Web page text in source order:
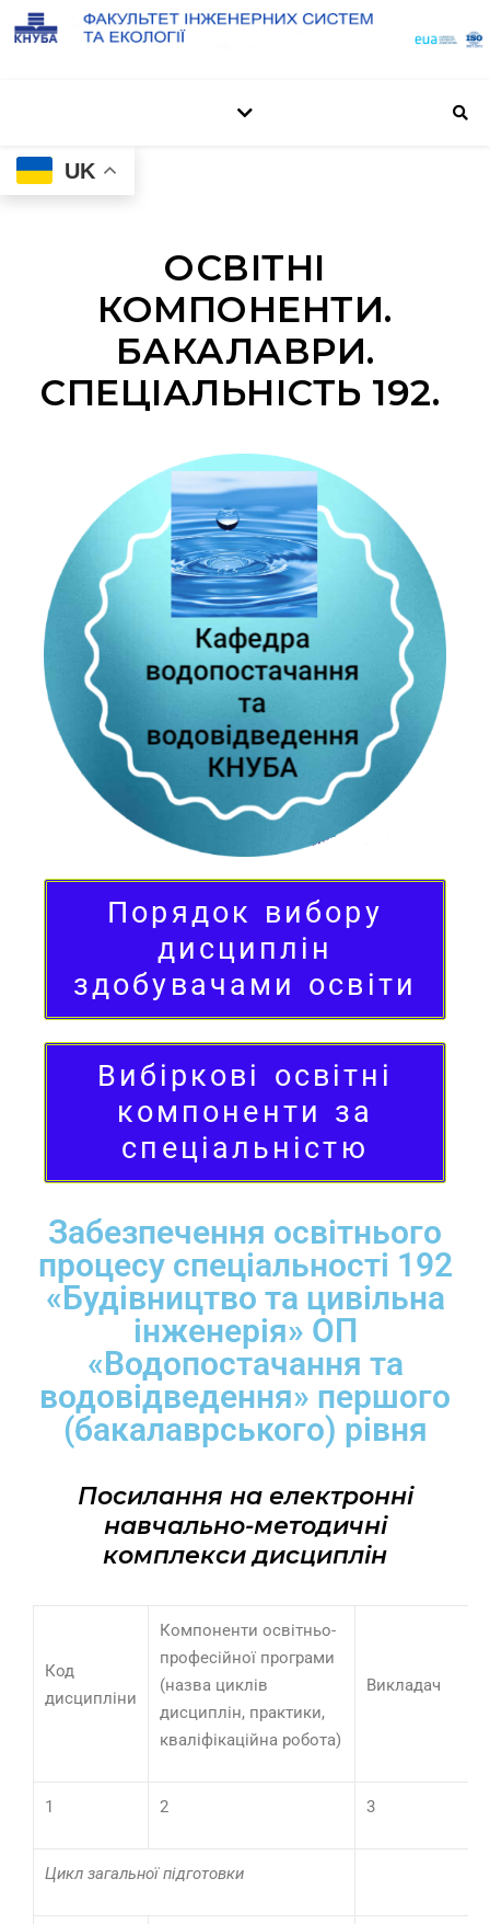
UK
ОСВІТНІ
КОМПОНЕНТИ.
БАКАЛАВРИ.
СПЕЦІАЛЬНІСТЬ 192.
Порядок вибору
дисциплін
здобувачами освіти
Вибіркові освітні
компоненти за
спеціальністю
Забезпечення освітнього
процесу спеціальності 192
«Будівництво та цивільна
інженерія» ОП
«Водопостачання та
водовідведення» першого
(бакалаврського) рівня
Посилання на електронні
навчально-методичні
комплекси дисциплін
Код
дисципліни
Компоненти освітньо-
професійної програми
(назва циклів
дисциплін, практики,
кваліфікаційна робота)
Викладач
1 2 3
Цикл загальної підготовки